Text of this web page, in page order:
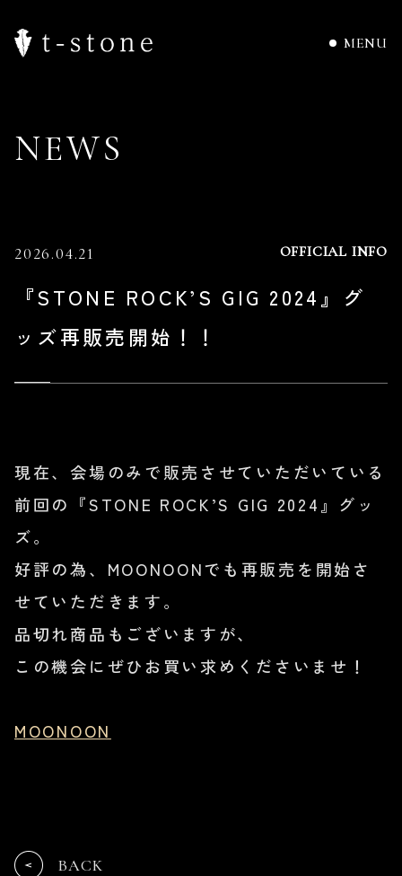
MENU
NEWS
2026.04.21 OFFICIAL INFO
『STONE ROCK’S GIG 2024』グ
ッズ再販売開始！！
現在、会場のみで販売させていただいている
前回の『STONE ROCK’S GIG 2024』グッ
ズ。
好評の為、MOONOONでも再販売を開始さ
せていただきます。
品切れ商品もございますが、
この機会にぜひお買い求めくださいませ！
MOONOON
BACK